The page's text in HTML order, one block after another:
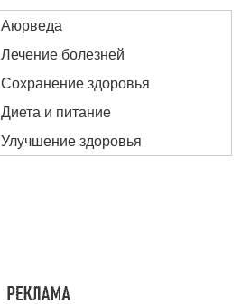
Аюрведа
Лечение болезней
Сохранение здоровья
Диета и питание
Улучшение здоровья